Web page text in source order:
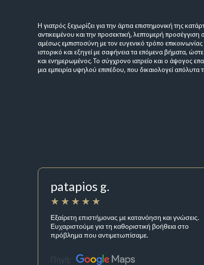
Η γιατρός ξεχωρίζει για την άρτια επιστημονική της
αντικειμένου και την προσεκτική, λεπτομερή προσέγγιση
αμέσως εμπιστοσύνη με τον ευγενικό τρόπο
ιστορικό και εξηγεί με σαφήνεια τα επόμενα βήματα,
και ενημερωμένος. Το σύγχρονο ιατρείο και ο άψογος
μια εμπειρία υψηλού επιπέδου, που δικαιολογεί απόλυτα
patapios g.
Εξαίρετη επιστήμονας με κατανόηση και γνώσεις.
Ευχαριστούμε για τη καθοριστική βοήθεια στο
πρόβλημα που αντιμετωπίσαμε.
Πηγή: